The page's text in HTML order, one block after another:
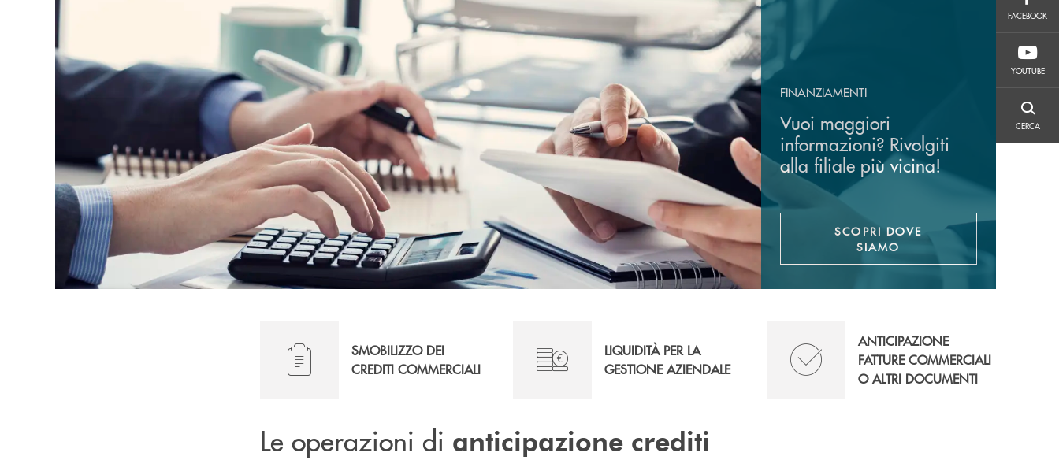
FACEBOOK
YOUTUBE
CERCA
FINANZIAMENTI
Vuoi maggiori
informazioni? Rivolgiti
alla filiale più vicina!
SCOPRI DOVE
SIAMO
SMOBILIZZO DEI
CREDITI COMMERCIALI
LIQUIDITÀ PER LA
GESTIONE AZIENDALE
ANTICIPAZIONE
FATTURE COMMERCIALI
O ALTRI DOCUMENTI
Le operazioni di anticipazione crediti